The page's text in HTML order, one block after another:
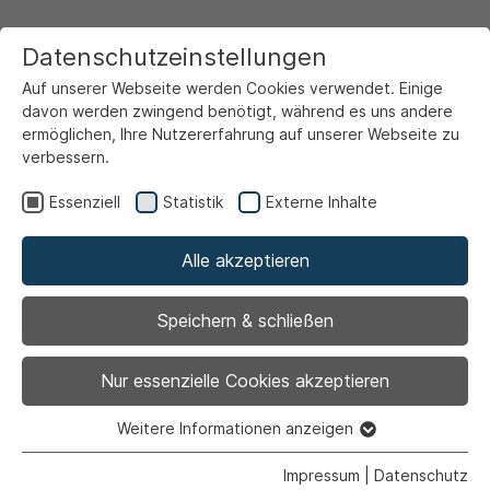
Stellen- & Ausbildungsbörse
Zurück|Teilzeit |Vollzeit
Steuerfachangestellte/r
Datenschutzeinstellungen
Auf unserer Webseite werden Cookies verwendet. Einige
davon werden zwingend benötigt, während es uns andere
ermöglichen, Ihre Nutzererfahrung auf unserer Webseite zu
verbessern.
Essenziell Statistik Externe Inhalte
Alle akzeptieren
Speichern & schließen
Nur essenzielle Cookies akzeptieren
Essenzielle Cookies werden für grundlegende Funktionen
Weitere Informationen anzeigen
Impressum Datenschutz